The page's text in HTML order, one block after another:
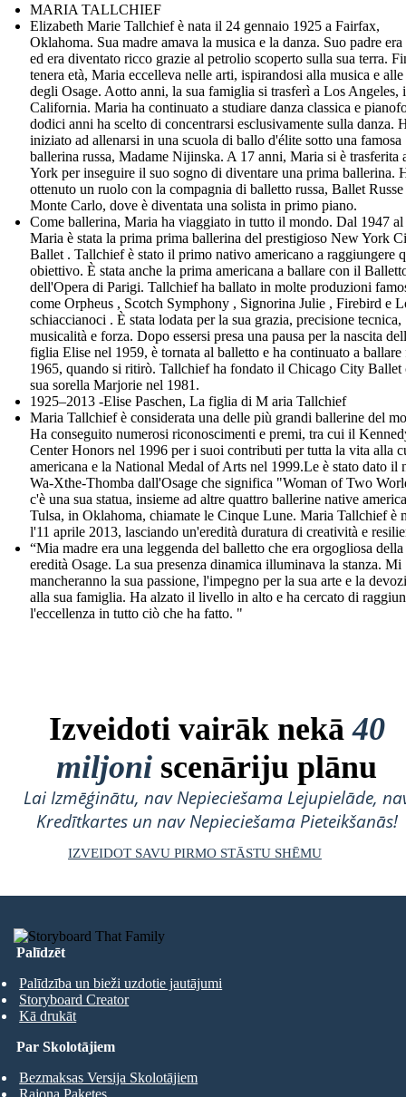
MARIA TALLCHIEF
Elizabeth Marie Tallchief è nata il 24 gennaio 1925 a Fairfax,
Oklahoma. Sua madre amava la musica e la danza. Suo padre era
ed era diventato ricco grazie al petrolio scoperto sulla sua terra.
tenera età, Maria eccelleva nelle arti, ispirandosi alla musica e alle
degli Osage. Aotto anni, la sua famiglia si trasferì a Los Angeles,
California. Maria ha continuato a studiare danza classica e
dodici anni ha scelto di concentrarsi esclusivamente sulla danza.
iniziato ad allenarsi in una scuola di ballo d'élite sotto una famosa
ballerina russa, Madame Nijinska. A 17 anni, Maria si è trasferita
York per inseguire il suo sogno di diventare una prima ballerina.
ottenuto un ruolo con la compagnia di balletto russa, Ballet Russe
Monte Carlo, dove è diventata una solista in primo piano.
Come ballerina, Maria ha viaggiato in tutto il mondo. Dal 1947
Maria è stata la prima prima ballerina del prestigioso New York
Ballet . Tallchief è stato il primo nativo americano a raggiungere
obiettivo. È stata anche la prima americana a ballare con il
dell'Opera di Parigi. Tallchief ha ballato in molte produzioni
come Orpheus , Scotch Symphony , Signorina Julie , Firebird e
schiaccianoci . È stata lodata per la sua grazia, precisione tecnica,
musicalità e forza. Dopo essersi presa una pausa per la nascita
figlia Elise nel 1959, è tornata al balletto e ha continuato a
1965, quando si ritirò. Tallchief ha fondato il Chicago City Ballet
sua sorella Marjorie nel 1981.
1925–2013 -Elise Paschen, La figlia di M aria Tallchief
Maria Tallchief è considerata una delle più grandi ballerine del
Ha conseguito numerosi riconoscimenti e premi, tra cui il
Center Honors nel 1996 per i suoi contributi per tutta la vita alla
americana e la National Medal of Arts nel 1999.Le è stato dato il
Wa-Xthe-Thomba dall'Osage che significa "Woman of Two
c'è una sua statua, insieme ad altre quattro ballerine native
Tulsa, in Oklahoma, chiamate le Cinque Lune. Maria Tallchief è
l'11 aprile 2013, lasciando un'eredità duratura di creatività e
“Mia madre era una leggenda del balletto che era orgogliosa della
eredità Osage. La sua presenza dinamica illuminava la stanza. Mi
mancheranno la sua passione, l'impegno per la sua arte e la
alla sua famiglia. Ha alzato il livello in alto e ha cercato di
l'eccellenza in tutto ciò che ha fatto. "
Izveidoti vairāk nekā40
miljoni scenāriju plānu
Lai Izmēģinātu, nav Nepieciešama Lejupielāde,
Kredītkartes un nav Nepieciešama Pieteikšanās!
IZVEIDOT SAVU PIRMO STĀSTU SHĒMU
Palīdzēt
Palīdzība un bieži uzdotie jautājumi
Storyboard Creator
Kā drukāt
Par Skolotājiem
Bezmaksas Versija Skolotājiem
Rajona Paketes